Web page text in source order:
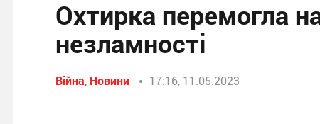
Охтирка перемогла
незламності
Війна, Новини 17:16, 11.05.2023